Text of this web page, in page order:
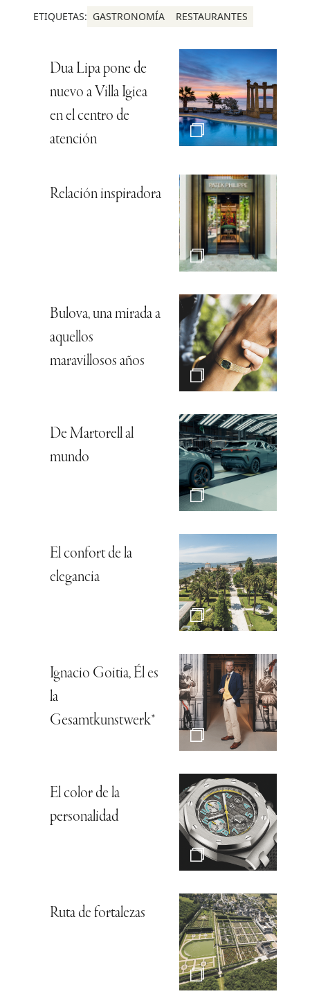
ETIQUETAS: GASTRONOMÍA RESTAURANTES
Dua Lipa pone de
nuevo a Villa Igiea
en el centro de
atención
Relación inspiradora
Bulova, una mirada a
aquellos
maravillosos años
De Martorell al
mundo
El confort de la
elegancia
Ignacio Goitia, Él es
la
Gesamtkunstwerk*
El color de la
personalidad
Ruta de fortalezas